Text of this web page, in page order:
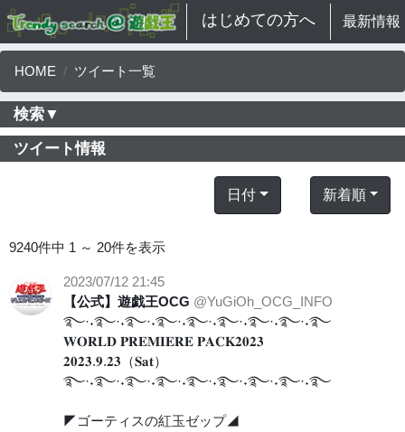
はじめての方へ 最新情報
HOME ツイート一覧
検索▼
ツイート情報
日付 新着順
9240件中 1 ～ 20件を表示
2023/07/12 21:45
【公式】遊戯王OCG @YuGiOh_OCG_INFO
࿐·˖࿐·˖࿐·˖࿐·˖࿐·˖࿐·˖࿐·˖࿐·˖࿐
𝐖𝐎𝐑𝐋𝐃 𝐏𝐑𝐄𝐌𝐈𝐄𝐑𝐄 𝐏𝐀𝐂𝐊𝟐𝟎𝟐𝟑
𝟐𝟎𝟐𝟑.𝟗.𝟐𝟑（𝐒𝐚𝐭）
࿐·˖࿐·˖࿐·˖࿐·˖࿐·˖࿐·˖࿐·˖࿐·˖࿐
◤ゴーティスの紅玉ゼップ◢